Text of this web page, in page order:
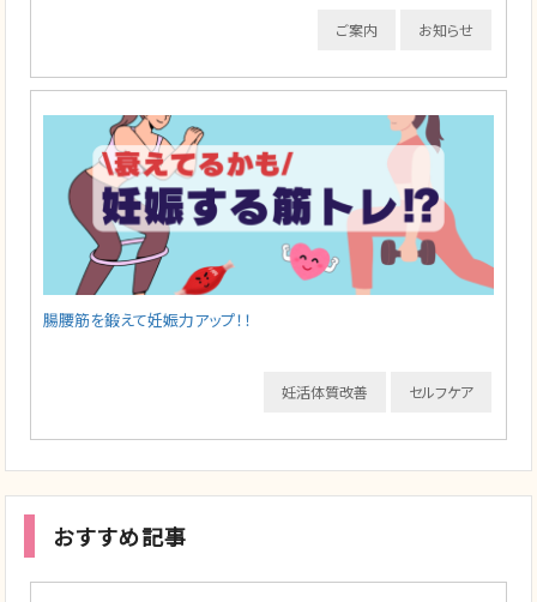
お知らせ
ご案内
腸腰筋を鍛えて妊娠力アップ！！
セルフケア
妊活体質改善
おすすめ記事